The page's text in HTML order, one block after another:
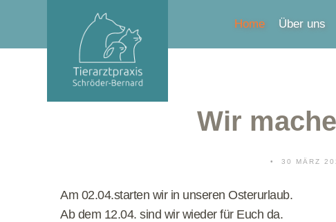
Home Über uns
Wir
30 MÄRZ
Am 02.04.starten wir in unseren Osterurlaub.
Ab dem 12.04. sind wir wieder für Euch da.